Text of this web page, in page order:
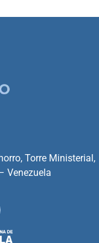
Torre Ministerial,
Venezuela